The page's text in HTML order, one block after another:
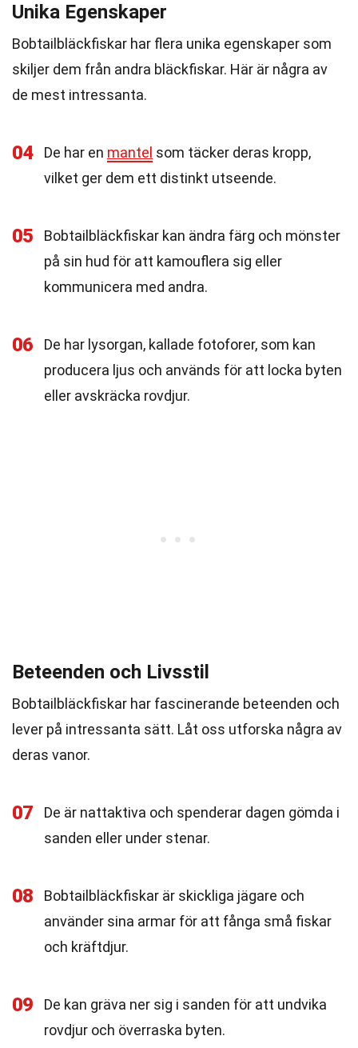
Unika Egenskaper
Bobtailbläckfiskar har flera unika egenskaper som
skiljer dem från andra bläckfiskar. Här är några av
de mest intressanta.
04 De har en mantel som täcker deras kropp,
vilket ger dem ett distinkt utseende.
05
Bobtailbläckfiskar kan ändra färg och mönster
på sin hud för att kamouflera sig eller
kommunicera med andra.
06
De har lysorgan, kallade fotoforer, som kan
producera ljus och används för att locka byten
eller avskräcka rovdjur.
Beteenden och Livsstil
Bobtailbläckfiskar har fascinerande beteenden och
lever på intressanta sätt. Låt oss utforska några av
deras vanor.
07
De är nattaktiva och spenderar dagen gömda i
sanden eller under stenar.
08
Bobtailbläckfiskar är skickliga jägare och
använder sina armar för att fånga små fiskar
och kräftdjur.
09
De kan gräva ner sig i sanden för att undvika
rovdjur och överraska byten.